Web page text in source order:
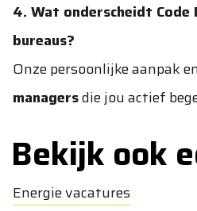
4. Wat onderscheidt Code
bureaus?
Onze persoonlijke aanpak
managersdie jou actief
Bekijk ook
Energie vacatures